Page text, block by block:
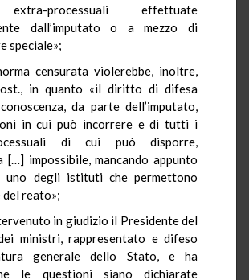
processuali effettuate
dall’imputato o a mezzo di
speciale»;
censurata violerebbe, inoltre,
in quanto «il diritto di difesa
da parte dell’imputato,
in cui può incorrere e di tutti i
di cui può disporre,
[…] impossibile, mancando appunto
uno degli istituti che permettono
del reato»;
in giudizio il Presidente del
ministri, rappresentato e difeso
generale dello Stato, e ha
le questioni siano dichiarate